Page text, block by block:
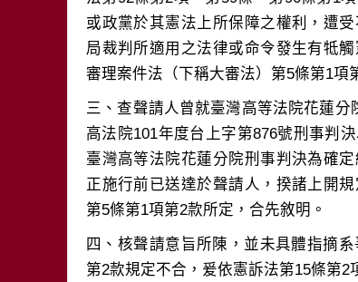
或政黨於其憲法上所保障之權利，遭
局裁判所適用之法律或命令發生有牴
三、查聲請人曾就臺灣高等法院花蓮
高法院101年度台上字第876號刑事判
臺灣高等法院花蓮分院刑事判決為確
正施行前已送達於聲請人，揆諸上開
四、核聲請意旨所陳，並未具體指摘
第2款規定不合，爰依憲訴法第15條第2